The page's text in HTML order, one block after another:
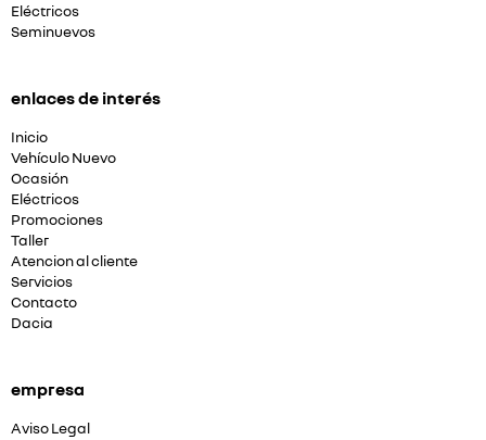
Eléctricos
Seminuevos
enlaces de interés
Inicio
Vehículo Nuevo
Ocasión
Eléctricos
Promociones
Taller
Atencion al cliente
Servicios
Contacto
Dacia
empresa
Aviso Legal